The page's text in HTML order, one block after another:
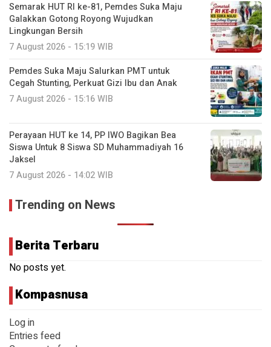
Semarak HUT RI ke-81, Pemdes Suka Maju
Galakkan Gotong Royong Wujudkan
Lingkungan Bersih
7 August 2026 - 15:19 WIB
Pemdes Suka Maju Salurkan PMT untuk
Cegah Stunting, Perkuat Gizi Ibu dan Anak
7 August 2026 - 15:16 WIB
Perayaan HUT ke 14, PP IWO Bagikan Bea
Siswa Untuk 8 Siswa SD Muhammadiyah 16
Jaksel
7 August 2026 - 14:02 WIB
Trending on News
Berita Terbaru
No posts yet.
Kompasnusa
Log in
Entries feed